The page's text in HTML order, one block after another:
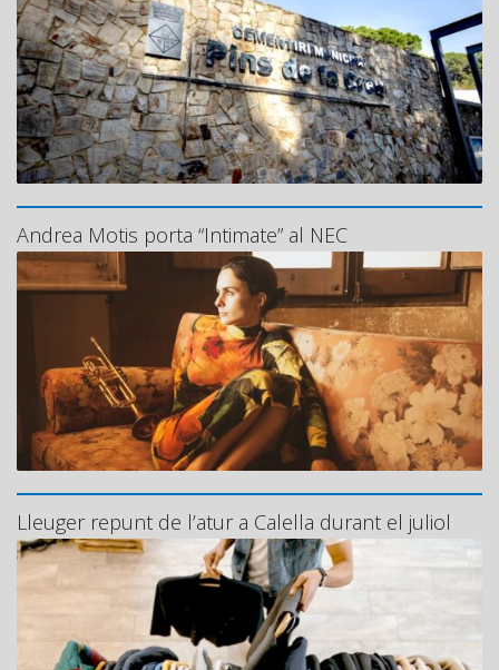
Andrea Motis porta “Intimate” al NEC
Lleuger repunt de l’atur a Calella durant el juliol